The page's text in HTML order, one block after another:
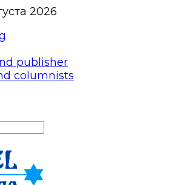
2026
publisher
columnists